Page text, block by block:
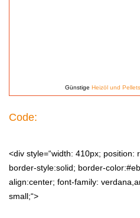
Günstige Heizöl und Pellets
Code:
<div style=“width: 410px; position:
border-style:solid; border-
align:center; font-family:
small;“>